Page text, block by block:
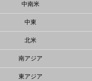
中南米
中東
北米
南アジア
東アジア